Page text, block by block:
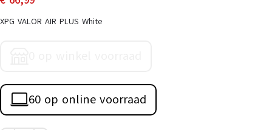
XPG VALOR AIR PLUS White
60 op online voorraad